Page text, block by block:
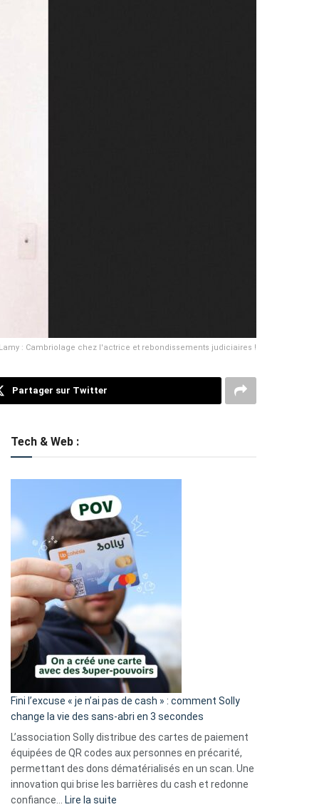
: Cambriolage chez l'actrice et rebondissements judiciaires !
Partager sur Twitter
Tech & Web :
Fini l’excuse « je n’ai pas de cash » : comment Solly
change la vie des sans-abri en 3 secondes
L’association Solly distribue des cartes de paiement
équipées de QR codes aux personnes en précarité,
permettant des dons dématérialisés en un scan. Une
innovation qui brise les barrières du cash et redonne
confiance…
Lire la suite